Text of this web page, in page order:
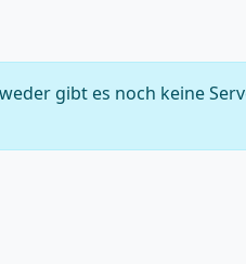
gibt es noch keine